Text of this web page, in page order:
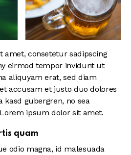
amet, consetetur sadipscing
eirmod tempor invidunt ut
aliquyam erat, sed diam
accusam et justo duo dolores
kasd gubergren, no sea
ipsum dolor sit amet.
quam
odio magna, id malesuada